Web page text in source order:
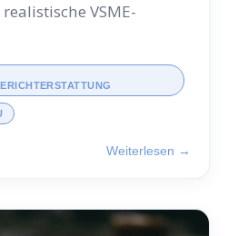
VSME-
Weiterlesen →